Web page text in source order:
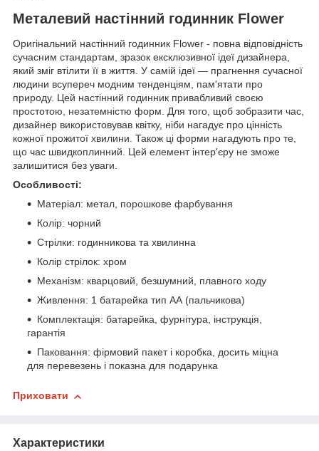
Металевий настінний годинник Flower
Оригінальний настінний годинник Flower - повна відповідність
сучасним стандартам, зразок ексклюзивної ідеї дизайнера,
який зміг втілити її в життя. У самій ідеї — прагнення сучасної
людини всупереч модним тенденціям, пам'ятати про
природу. Цей настінний годинник привабливий своєю
простотою, незатемністю форм. Для того, щоб зобразити час,
дизайнер використовував квітку, ніби нагадує про цінність
кожної прожитої хвилини. Також ці форми нагадують про те,
що час швидкоплинний. Цей елемент інтер'єру не зможе
залишитися без уваги.
Особливості:
Матеріал: метал, порошкове фарбування
Колір: чорний
Стрілки: годинникова та хвилинна
Колір стрілок: хром
Механізм: кварцовий, безшумний, плавного ходу
Живлення: 1 батарейка тип АА (пальчикова)
Комплектація: батарейка, фурнітура, інструкція,
гарантія
Паковання: фірмовий пакет і коробка, досить міцна
для перевезень і показна для подарунка
Приховати
Характеристики